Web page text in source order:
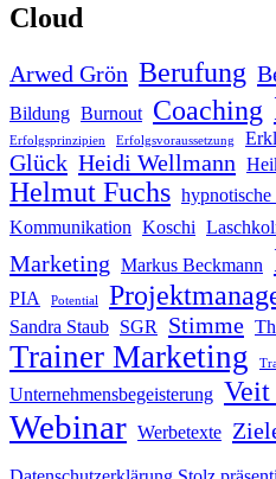
Cloud
Arwed Grön Berufung
Bildung Burnout Coaching
Erfolgsprinzipien Erfolgsvoraussetzung
Glück Heidi Wellmann
Helmut Fuchs hypnotische
Kommunikation Koschi
Marketing Markus Beckmann
PIA
Potential
Sandra Staub SGR Stimme
Trainer Marketing
Unternehmensbegeisterung
Webinar Werbetexte